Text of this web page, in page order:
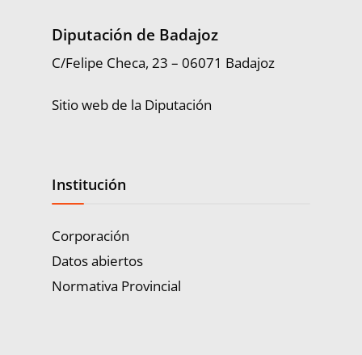
Diputación de Badajoz
C/Felipe Checa, 23 – 06071 Badajoz
Sitio web de la Diputación
Institución
Corporación
Datos abiertos
Normativa Provincial